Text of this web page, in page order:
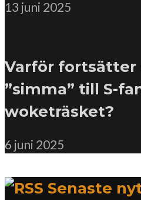
13 juni 2025
Varför fortsätter
”simma” till S-
woketräsket?
6 juni 2025
Senaste